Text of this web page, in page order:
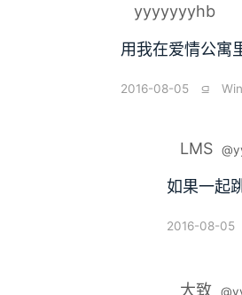
yyyyyyyhb
用我在爱情公寓
2016-08-05 ⫑
LMS
如果一起
2016-08-05
大致